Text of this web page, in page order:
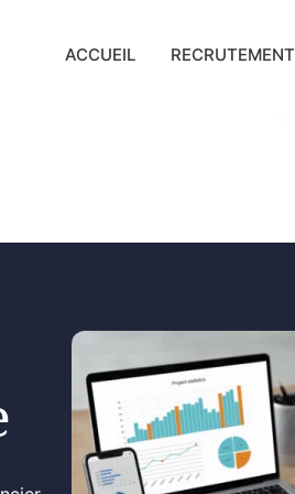
ACCUEIL RECRUTEMENT